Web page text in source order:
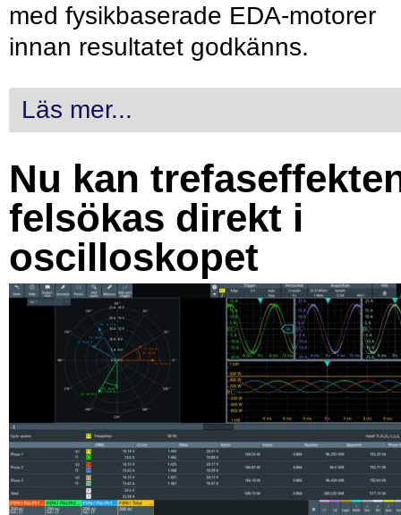
med fysikbaserade EDA-motorer
innan resultatet godkänns.
Läs mer...
Nu kan
felsökas direkt i
oscilloskopet